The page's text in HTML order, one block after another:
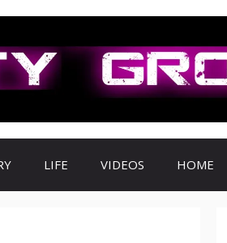
LIFE VIDEOS HOME